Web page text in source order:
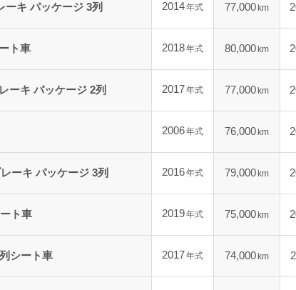
ーキ パッケージ 3列 2014年式 77,000 km
ト車 2018年式 80,000 km
ーキ パッケージ 2列 2017年式 77,000 km
2006年式 76,000 km
ーキ パッケージ 3列 2016年式 79,000 km
ト車 2019年式 75,000 km
シート車 2017年式 74,000 km